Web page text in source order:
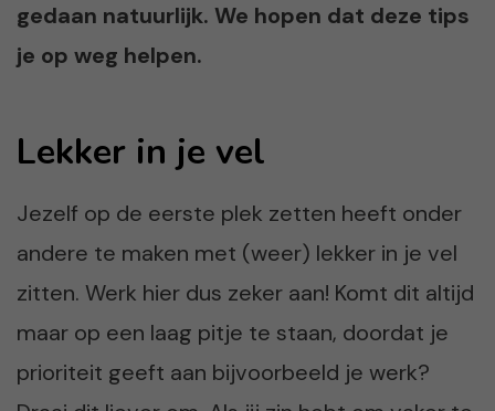
gedaan natuurlijk. We hopen dat deze tips
je op weg helpen.
Lekker in je vel
Jezelf op de eerste plek zetten heeft onder
andere te maken met (weer) lekker in je vel
zitten. Werk hier dus zeker aan! Komt dit altijd
maar op een laag pitje te staan, doordat je
prioriteit geeft aan bijvoorbeeld je werk?